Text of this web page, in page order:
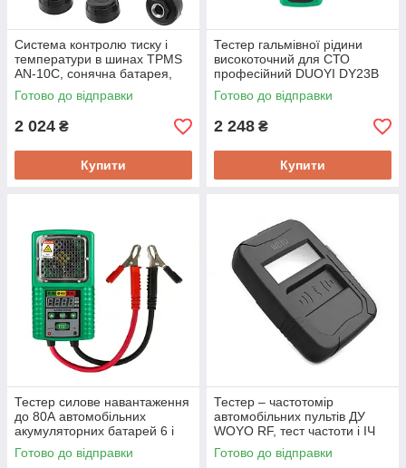
Система контролю тиску і
температури в шинах TPMS
AN-10C, сонячна батарея,
зовнішні датчики
Готово до відправки
2 024 ₴
Купити
Тестер гальмівної рідини
високоточний для СТО
професійний DUOYI DY23B
LCD, звук, тест DOT3, DOT4,
DOT5.1
Готово до відправки
2 248 ₴
Купити
Тестер силове навантаження
до 80А автомобільних
акумуляторних батарей 6 і
12В DUOYI DY226,
високоточний
Готово до відправки
Тестер – частотомір
автомобільних пультів ДУ
WOYO RF, тест частоти і ІЧ
випромінювання
радиобрелков на 10 –
Готово до відправки